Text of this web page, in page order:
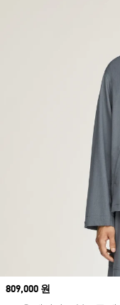
Price
809,000 원